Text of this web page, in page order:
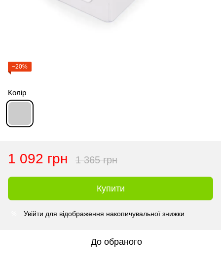
−20%
Колір
1 092 грн 1 365 грн
Купити
Увійти для відображення накопичувальної знижки
До обраного